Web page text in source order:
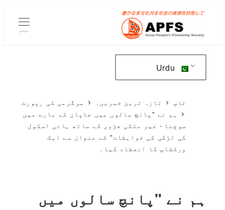
مرکزی
جائیں۔
مینو
ٹاپ تازہ ترین خبریں۔
سرگرمی کی رپورٹ
ہم نے "پانچ سالوں میں جاپان کے بارے میں
سوچنا - غیر ملکی جڑوں کے ساتھ ہائی اسکول
کی لڑکی کی خواہشات" کے عنوان سے ایک
ورکشاپ کا انعقاد کیا۔
ہم نے "پانچ سالوں میں